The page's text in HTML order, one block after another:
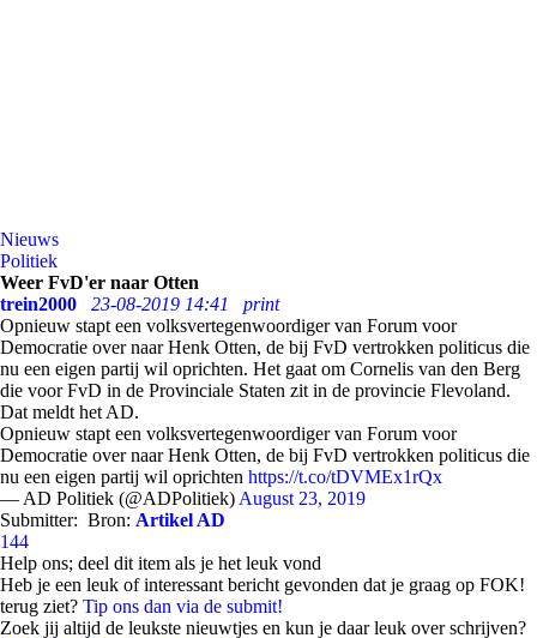
Nieuws
Politiek
Weer FvD'er naar Otten
trein2000
23-08-2019 14:41
print
Opnieuw stapt een volksvertegenwoordiger van Forum voor
Democratie over naar Henk Otten, de bij FvD vertrokken politicus die
nu een eigen partij wil oprichten. Het gaat om Cornelis van den Berg
die voor FvD in de Provinciale Staten zit in de provincie Flevoland.
Dat meldt het AD.
Opnieuw stapt een volksvertegenwoordiger van Forum voor
Democratie over naar Henk Otten, de bij FvD vertrokken politicus die
nu een eigen partij wil oprichten https://t.co/tDVMEx1rQx
— AD Politiek (@ADPolitiek) August 23, 2019
Submitter: Bron: Artikel AD
144
Help ons; deel dit item als je het leuk vond
Heb je een leuk of interessant bericht gevonden dat je graag op FOK!
terug ziet? Tip ons dan via de submit!
Zoek jij altijd de leukste nieuwtjes en kun je daar leuk over schrijven?